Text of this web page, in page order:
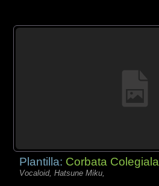
Plantilla: Corbata Colegiala
Vocaloid, Hatsune Miku,